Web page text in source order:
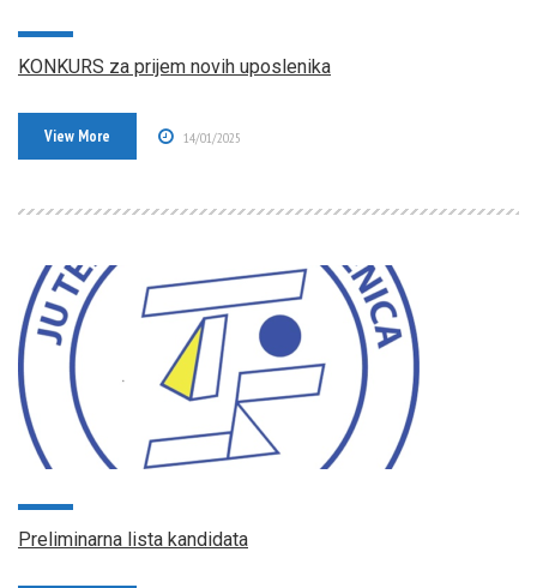
KONKURS za prijem novih uposlenika
View More 14/01/2025
Preliminarna lista kandidata